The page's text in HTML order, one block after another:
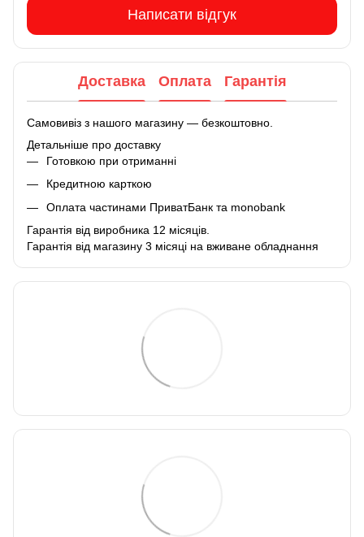
Написати відгук
Доставка Оплата Гарантія
Самовивіз з нашого магазину — безкоштовно.
Детальніше про доставку
Готовкою при отриманні
Кредитною карткою
Оплата частинами ПриватБанк та monobank
Гарантія від виробника 12 місяців.
Гарантія від магазину 3 місяці на вживане обладнання